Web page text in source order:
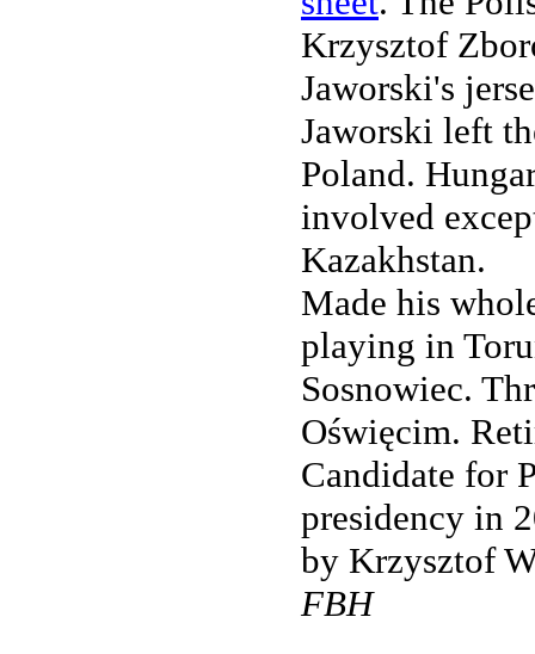
Krzysztof
Jaworski's
Jaworski left
Poland.
involved
Kazakhstan.
Made his
playing in
Sosnowiec.
Oświęcim.
Candidate for
presidency in
by Krzysztof
FBH